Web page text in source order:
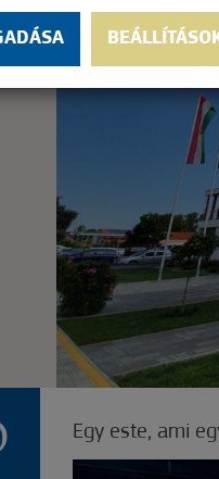
Egy este, ami